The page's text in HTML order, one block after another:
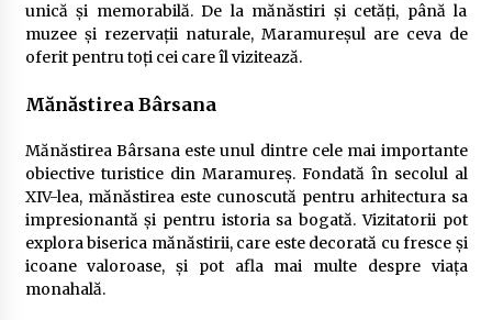
unică și memorabilă. De la mănăstiri și cetăți, până la
muzee și rezervații naturale, Maramureșul are ceva de
oferit pentru toți cei care îl vizitează.
Mănăstirea Bârsana
Mănăstirea Bârsana este unul dintre cele mai importante
obiective turistice din Maramureș. Fondată în secolul al
XIV-lea, mănăstirea este cunoscută pentru arhitectura sa
impresionantă și pentru istoria sa bogată. Vizitatorii pot
explora biserica mănăstirii, care este decorată cu fresce și
icoane valoroase, și pot afla mai multe despre viața
monahală.